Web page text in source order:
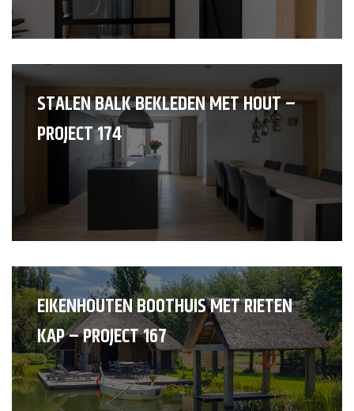
STALEN BALK BEKLEDEN MET HOUT –
PROJECT 174
EIKENHOUTEN BOOTHUIS MET RIETEN
KAP – PROJECT 167